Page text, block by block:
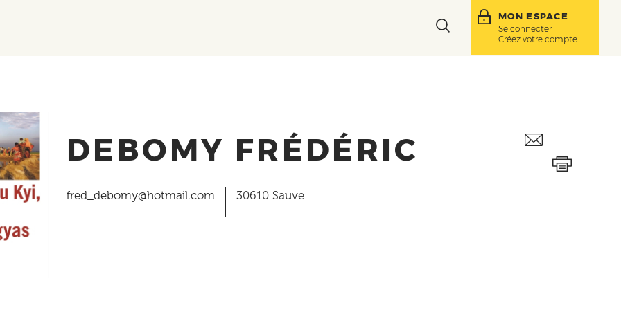
Toggle
MON ESPACE
Se connecter
Créez votre compte
DEBOMY FRÉDÉRIC
fred_debomy@hotmail.com 30610 Sauve